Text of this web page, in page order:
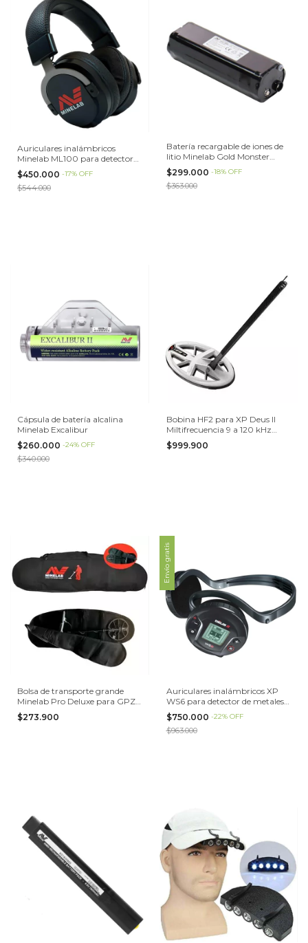
Auriculares inalámbricos
Minelab ML100 para detector
de metales GPX 6000
$450.000 -17% OFF
$544.000
Batería recargable de iones de
litio Minelab Gold Monster
1000
$299.000 -18% OFF
$363.000
Cápsula de batería alcalina
Minelab Excalibur
$260.000 -24% OFF
$340.000
Bobina HF2 para XP Deus II
Miltifrecuencia 9 a 120 kHz
Detector de Metales
$999.900
Bolsa de transporte grande
Minelab Pro Deluxe para GPZ
7000, GPX 6000 y CTX 3030
$273.900
Envío gratis
Auriculares inalámbricos XP
WS6 para detector de metales
Deus II
$750.000 -22% OFF
$963.000